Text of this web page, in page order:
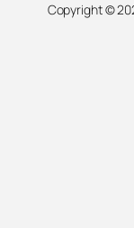
Copyright ©